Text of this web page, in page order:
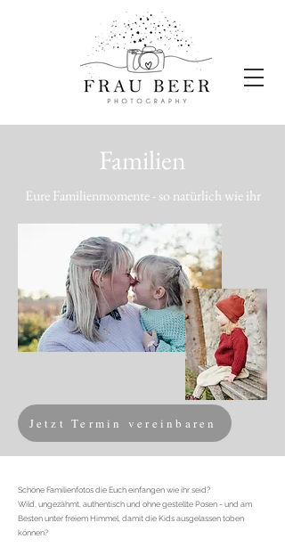
Familien
Eure Familienmomente - so natürlich wie ihr
Jetzt Termin vereinbaren
Schöne Familienfotos die Euch einfangen wie ihr seid?
Wild, ungezähmt, authentisch und ohne gestellte Posen - und am
Besten unter freiem Himmel, damit die Kids ausgelassen toben
können?